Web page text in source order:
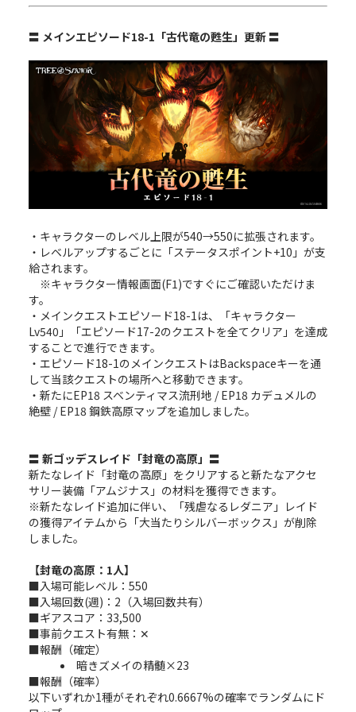
〓 メインエピソード18-1「古代竜の甦生」更新 〓
・キャラクターのレベル上限が540→550に拡張されます。
・レベルアップするごとに「ステータスポイント+10」が支
給されます。
※キャラクター情報画面(F1)ですぐにご確認いただけま
す。
・メインクエストエピソード18-1は、「キャラクター
Lv540」「エピソード17-2のクエストを全てクリア」を達成
することで進行できます。
・エピソード18-1のメインクエストはBackspaceキーを通
して当該クエストの場所へと移動できます。
・新たにEP18 スベンティマス流刑地 / EP18 カデュメルの
絶壁 / EP18 鋼鉄高原マップを追加しました。
〓 新ゴッデスレイド「封竜の高原」〓
新たなレイド「封竜の高原」をクリアすると新たなアクセ
サリー装備「アムジナス」の材料を獲得できます。
※新たなレイド追加に伴い、「残虐なるレダニア」レイド
の獲得アイテムから「大当たりシルバーボックス」が削除
しました。
【封竜の高原：1人】
■入場可能レベル：550
■入場回数(週)：2（入場回数共有）
■ギアスコア：33,500
■事前クエスト有無：✕
■報酬（確定）
暗きズメイの精髄×23
■報酬（確率）
以下いずれか1種がそれぞれ0.6667%の確率でランダムにド